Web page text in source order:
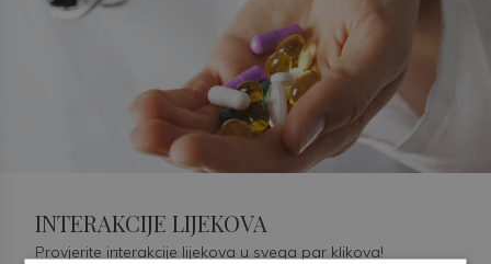
INTERAKCIJE LIJEKOVA
Provjerite interakcije lijekova u svega par klikova!